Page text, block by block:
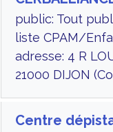
public: Tout
liste CPAM/
adresse: 4 R
21000 DIJON
Centre